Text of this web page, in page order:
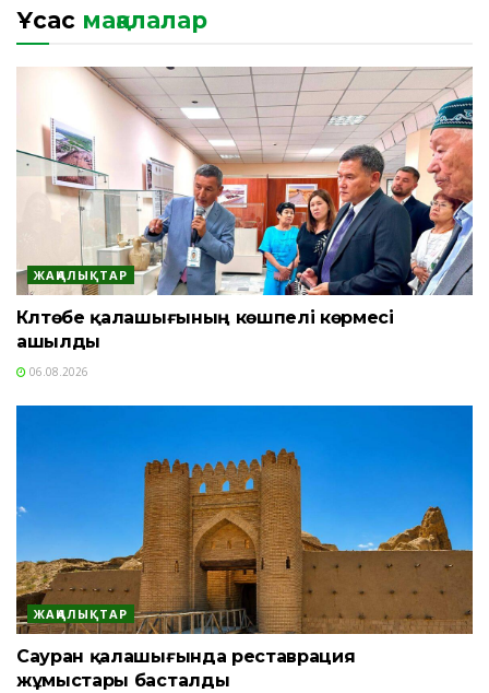
Ұқсас мақалалар
ЖАҢАЛЫҚТАР
Күлтөбе қалашығының көшпелі көрмесі
ашылды
06.08.2026
ЖАҢАЛЫҚТАР
Сауран қалашығында реставрация
жұмыстары басталды